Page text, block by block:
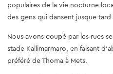
populaires de la vie nocturne
des gens qui dansent jusque tard
Nous avons coupé par les rues
stade Kallimarmaro, en faisant
préféré de Thoma à Mets.